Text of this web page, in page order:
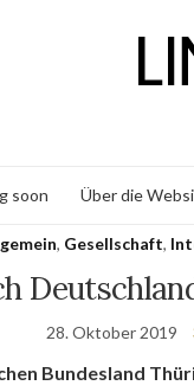
soon Über die
, Gesellschaft,
28. Oktober 2019
Bundesland